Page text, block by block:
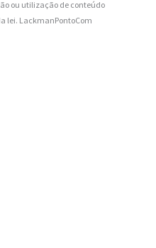
ou utilização de conteúdo
lei. LackmanPontoCom